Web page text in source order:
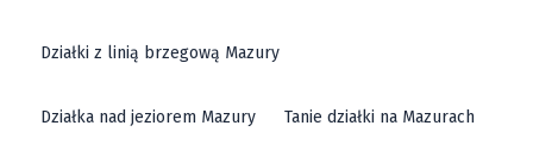
Działki z linią brzegową Mazury
Działka nad jeziorem Mazury Tanie działki na Mazurach